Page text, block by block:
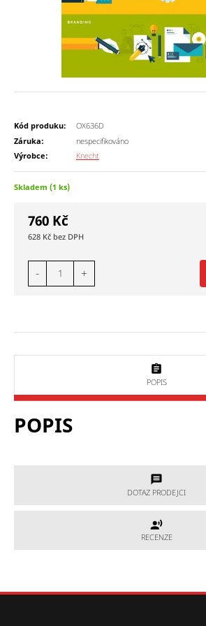
Kód produku:
OX636D
Záruka:
nespecifikováno
Výrobce:
Knecht
Skladem (1 ks)
760 Kč
628 Kč
- +
POPIS
POPIS
DOTAZ PRODEJCI
DOTAZ PRODEJCI
Neváhejte se na nás obrátit a my
RECENZE